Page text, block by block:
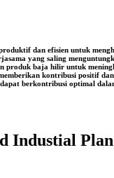
dan efisien untuk
yang saling
produk baja hilir untuk
kontribusi positif
berkontribusi optimal
Industial